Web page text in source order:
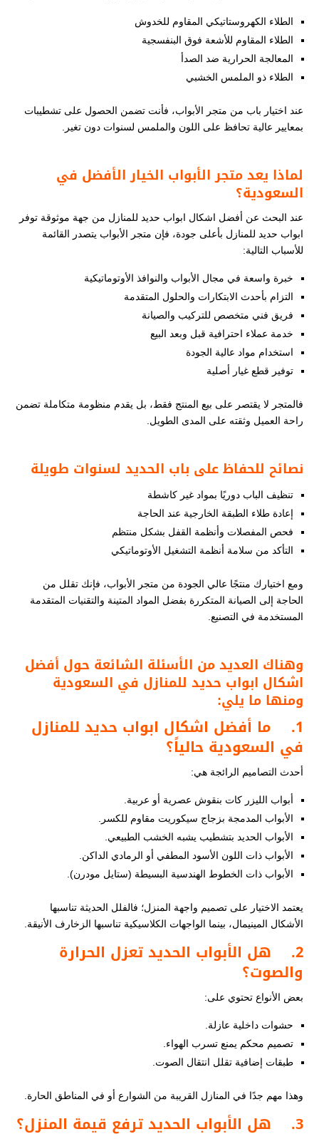
الطلاء الكهروستاتيكي المقاوم للخدوش
الطلاء المقاوم للأشعة فوق البنفسجية
المعالجة الحرارية ضد الصدأ
الطلاء ذو الملمس الخشبي
عند اختيار باب من متجر الأبواب، فأنت تضمن الحصول على تشطيبات
بمعايير عالية تحافظ على اللون والملمس لسنوات دون تغير.
لماذا يعد متجر الأبواب الخيار الأفضل في
السعودية؟
عند البحث عن أفضل اشكال ابواب حديد للمنازل من جهة موثوقة توفر
ابواب حديد للمنازل بأعلى جودة، فإن متجر الأبواب يتصدر القائمة
للأسباب التالية:
خبرة واسعة في مجال الأبواب والنوافذ الأوتوماتيكية
التزام بأحدث الابتكارات والحلول المتقدمة
فريق فني متخصص للتركيب والصيانة
خدمة عملاء احترافية قبل وبعد البيع
استخدام مواد عالية الجودة
توفير قطع غيار أصلية
فالمتجر لا يقتصر على بيع المنتج فقط، بل يقدم منظومة متكاملة تضمن
راحة العميل وثقته على المدى الطويل.
نصائح للحفاظ على باب الحديد لسنوات طويلة
تنظيف الباب دوريًا بمواد غير كاشطة
إعادة طلاء الطبقة الخارجية عند الحاجة
فحص المفصلات وأنظمة القفل بشكل منتظم
التأكد من سلامة أنظمة التشغيل الأوتوماتيكي
ومع اختيارك منتجًا عالي الجودة من متجر الأبواب، فإنك تقلل من
الحاجة إلى الصيانة المتكررة بفضل المواد المتينة والتقنيات المتقدمة
المستخدمة في التصنيع.
وهناك العديد من الأسئلة الشائعة حول أفضل
اشكال ابواب حديد للمنازل في السعودية
ومنها ما يلي:
1. ما أفضل اشكال ابواب حديد للمنازل
في السعودية حالياً؟
أحدث التصاميم الرائجة هي:
أبواب الليزر كات بنقوش عصرية أو عربية.
الأبواب المدمجة بزجاج سيكوريت مقاوم للكسر.
الأبواب الحديد بتشطيب يشبه الخشب الطبيعي.
الأبواب ذات اللون الأسود المطفي أو الرمادي الداكن.
الأبواب ذات الخطوط الهندسية البسيطة (ستايل مودرن).
يعتمد الاختيار على تصميم واجهة المنزل؛ فالفلل الحديثة تناسبها
الأشكال المينيمال، بينما الواجهات الكلاسيكية تناسبها الزخارف الأنيقة.
2. هل الأبواب الحديد تعزل الحرارة
والصوت؟
بعض الأنواع تحتوي على:
حشوات داخلية عازلة.
تصميم محكم يمنع تسرب الهواء.
طبقات إضافية تقلل انتقال الصوت.
وهذا مهم جدًا في المنازل القريبة من الشوارع أو في المناطق الحارة.
3. هل الأبواب الحديد ترفع قيمة المنزل؟